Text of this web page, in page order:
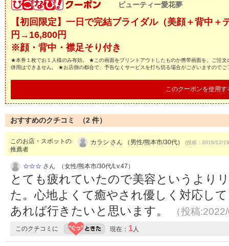
ビューティー愛花夢
【初回限定】一日で完結ブライダル（美顔＋背中＋
円→16,800円
※顔・背中・襟足そり付き
★本券１枚でお１人様のみ有効。 ★この画面をプリントアウトしたものか携帯画面を、ご注
併用はできません。 ★お店側の都合で、予告なくサービスを打ち切る場合がございますのでご
このクーポンを使用す
おすすめのクチコミ （2 件）
このお店・スポットの
推薦者
カラシ さん （男性/熊本市/30代） (投稿：2016/12/
☆☆☆ さん （女性/熊本市/30代/Lv.47）
とても疲れていたので美容というより
た。心地よくて癒やされ優しく対応し
あれば行きたいと思います。
（投稿
このクチコミに 現在： 1人